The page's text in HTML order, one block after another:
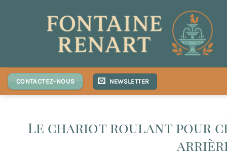
CONTACTEZ-NOUS NEWSLETTER
Le chariot roulant pour